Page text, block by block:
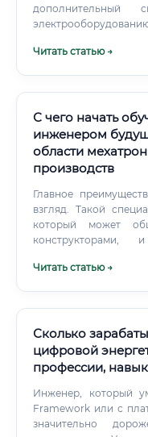
масштабная
актуальных вопросов
честно: Профессия специалиста по
обозримом будущем.
Читать статью →
С чего начать
инженером
области
производств
Главное
взгляд. Такой
который может
этих областях.
Читать статью →
Сколько
цифровой
профессии,
Инженер, который
Framework или с
значительно